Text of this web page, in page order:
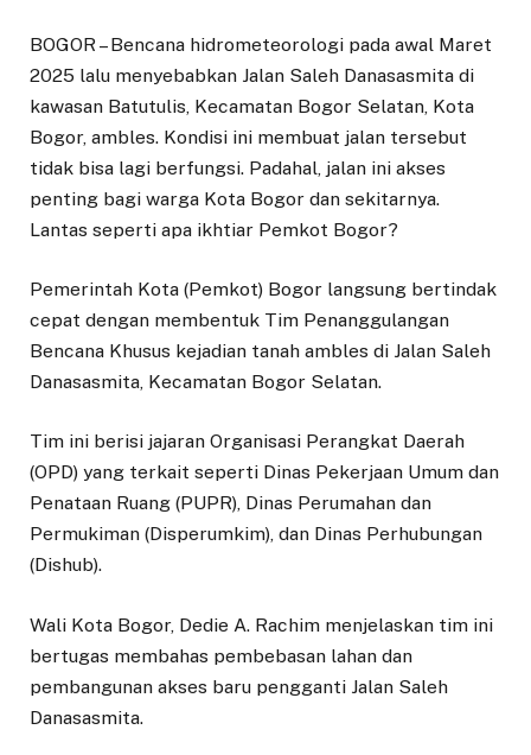
BOGOR – Bencana hidrometeorologi pada awal Maret
2025 lalu menyebabkan Jalan Saleh Danasasmita di
kawasan Batutulis, Kecamatan Bogor Selatan, Kota
Bogor, ambles. Kondisi ini membuat jalan tersebut
tidak bisa lagi berfungsi. Padahal, jalan ini akses
penting bagi warga Kota Bogor dan sekitarnya.
Lantas seperti apa ikhtiar Pemkot Bogor?
Pemerintah Kota (Pemkot) Bogor langsung bertindak
cepat dengan membentuk Tim Penanggulangan
Bencana Khusus kejadian tanah ambles di Jalan Saleh
Danasasmita, Kecamatan Bogor Selatan.
Tim ini berisi jajaran Organisasi Perangkat Daerah
(OPD) yang terkait seperti Dinas Pekerjaan Umum dan
Penataan Ruang (PUPR), Dinas Perumahan dan
Permukiman (Disperumkim), dan Dinas Perhubungan
(Dishub).
Wali Kota Bogor, Dedie A. Rachim menjelaskan tim ini
bertugas membahas pembebasan lahan dan
pembangunan akses baru pengganti Jalan Saleh
Danasasmita.